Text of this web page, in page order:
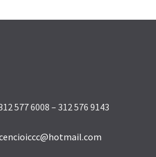
577 6008 – 312 576 9143